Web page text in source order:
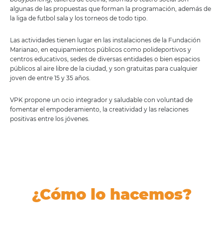
algunas de las propuestas que forman la programación, además de
la liga de futbol sala y los torneos de todo tipo.
Las actividades tienen lugar en las instalaciones de la Fundación
Marianao, en equipamientos públicos como polideportivos y
centros educativos, sedes de diversas entidades o bien espacios
públicos al aire libre de la ciudad, y son gratuitas para cualquier
joven de entre 15 y 35 años.
VPK propone un ocio integrador y saludable con voluntad de
fomentar el empoderamiento, la creatividad y las relaciones
positivas entre los jóvenes.
¿Cómo lo hacemos?